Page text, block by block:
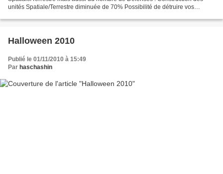
unités Spatiale/Terrestre diminuée de 70% Possibilité de détruire vos
Halloween 2010
Publié le 01/11/2010 à 15:49
Par haschashin